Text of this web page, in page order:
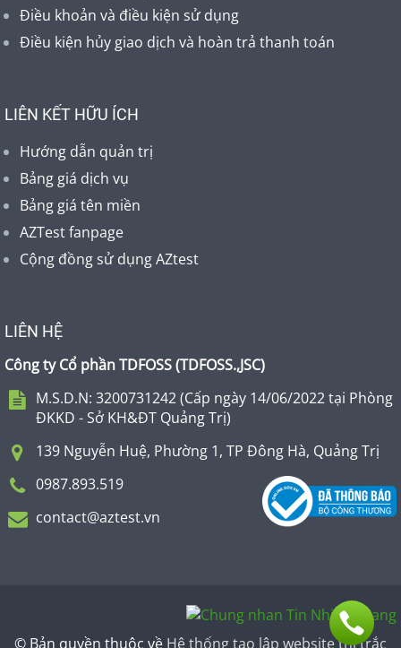
Điều khoản và điều kiện sử dụng
Điều kiện hủy giao dịch và hoàn trả thanh toán
LIÊN KẾT HỮU ÍCH
Hướng dẫn quản trị
Bảng giá dịch vụ
Bảng giá tên miền
AZTest fanpage
Cộng đồng sử dụng AZtest
LIÊN HỆ
Công ty Cổ phần TDFOSS (TDFOSS.,JSC)
M.S.D.N: 3200731242 (Cấp ngày 14/06/2022 tại Phòng
ĐKKD - Sở KH&ĐT Quảng Trị)
139 Nguyễn Huệ, Phường 1, TP Đông Hà, Quảng Trị
0987.893.519
contact@aztest.vn
© Bản quyền thuộc về Hệ thống tạo lập website thi trắc